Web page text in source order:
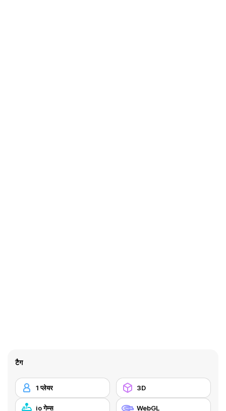
टैग
1 प्लेयर 3D
io गेम्स WebGL